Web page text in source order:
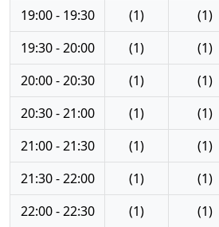
19:00 - 19:30
(1) (1)
19:30 - 20:00
(1) (1)
20:00 - 20:30
(1) (1)
20:30 - 21:00
(1) (1)
21:00 - 21:30
(1) (1)
21:30 - 22:00
(1) (1)
22:00 - 22:30
(1) (1)